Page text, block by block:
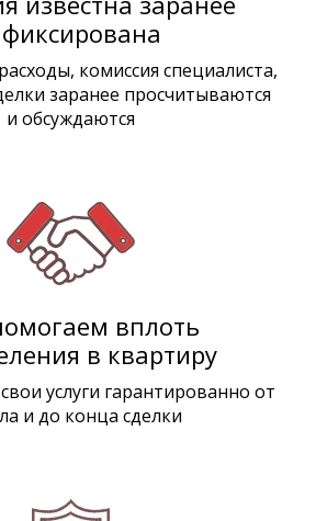
комиссия специалиста,
заранее просчитываются
и обсуждаются
вплоть
в квартиру
услуги гарантированно от
и до конца сделки